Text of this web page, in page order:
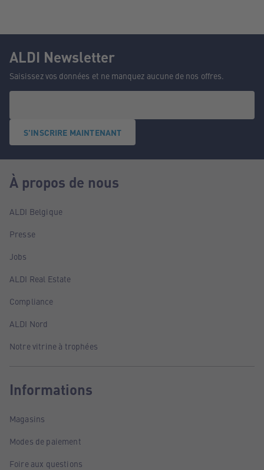
ALDI Newsletter
Saisissez vos données et ne manquez aucune de nos offres.
S'INSCRIRE MAINTENANT
À propos de nous
ALDI Belgique
Presse
Jobs
ALDI Real Estate
Compliance
ALDI Nord
Notre vitrine à trophées
Informations
Magasins
Modes de paiement
Foire aux questions